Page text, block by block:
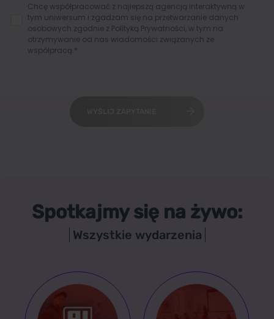
Chcę współpracować z najlepszą agencją interaktywną w
tym uniwersum i zgadzam się na przetwarzanie danych
osobowych zgodnie z Polityką Prywatności , w tym na
otrzymywanie od nas wiadomości związanych ze
współpracą.*
Spotkajmy się na żywo:
Wszystkie wydarzenia